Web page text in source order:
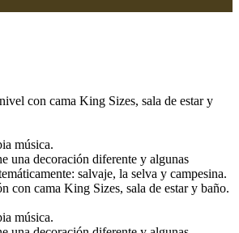
con cama King Sizes, sala de estar y
música.
una decoración diferente y algunas
salvaje, la selva y campesina.
con cama King Sizes, sala de estar y baño.
música.